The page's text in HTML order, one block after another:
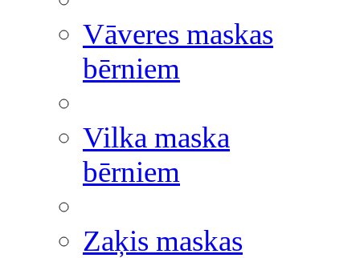
Vāveres maskas
bērniem
Vilka maska
bērniem
Zaķis maskas